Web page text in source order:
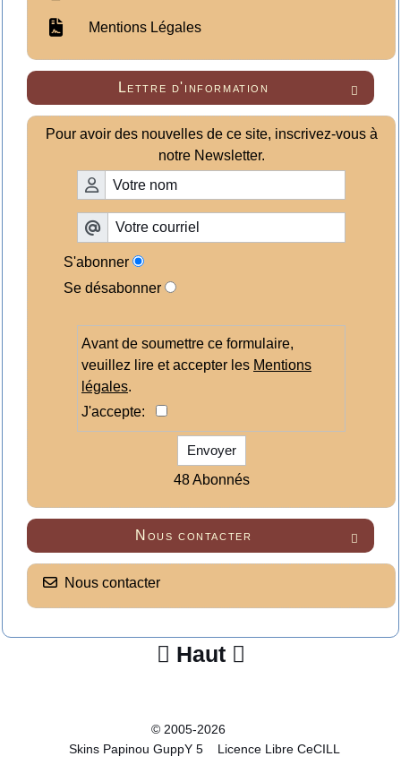
Mentions Légales

Lettre d'information
Pour avoir des nouvelles de ce site, inscrivez-vous à
notre Newsletter.
S'abonner
Se désabonner
Avant de soumettre ce formulaire,
veuillez lire et accepter les Mentions
légales.
J'accepte:
Envoyer
48 Abonnés

Nous contacter
Nous contacter
 Haut 
© 2005-2026
Skins Papinou GuppY 5
Licence Libre CeCILL